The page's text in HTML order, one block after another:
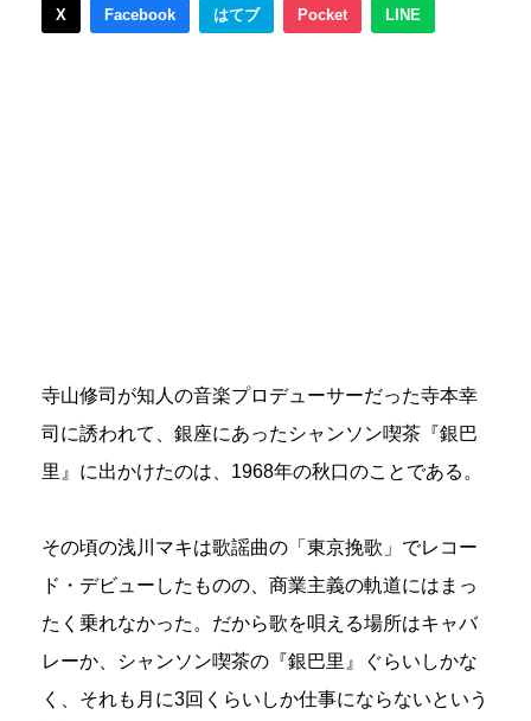
X Facebook はてブ Pocket LINE
寺山修司が知人の音楽プロデューサーだった寺本幸
司に誘われて、銀座にあったシャンソン喫茶『銀巴
里』に出かけたのは、1968年の秋口のことである。
その頃の浅川マキは歌謡曲の「東京挽歌」でレコー
ド・デビューしたものの、商業主義の軌道にはまっ
たく乗れなかった。だから歌を唄える場所はキャバ
レーか、シャンソン喫茶の『銀巴里』ぐらいしかな
く、それも月に3回くらいしか仕事にならないという